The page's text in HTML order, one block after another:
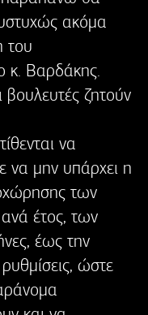
ακόμα
του
κ. Βαρδάκης.
ζητούν
να
να μην υπάρχει η
των
έτος, των
έως την
ώστε